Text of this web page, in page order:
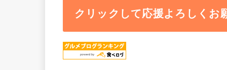
クリックして応援よろしくお